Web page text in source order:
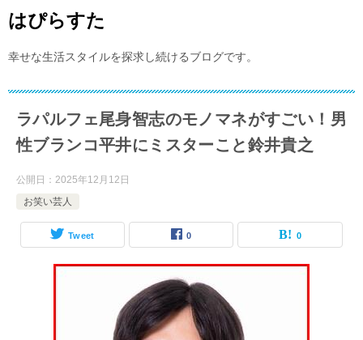
はぴらすた
幸せな生活スタイルを探求し続けるブログです。
ラパルフェ尾身智志のモノマネがすごい！男
性ブランコ平井にミスターこと鈴井貴之
公開日： 2025年12月12日
お笑い芸人
Tweet 0 0